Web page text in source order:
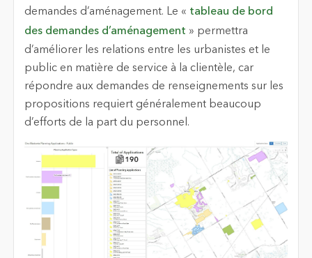
demandes d’aménagement. Le « tableau de bord
des demandes d’aménagement » permettra
d’améliorer les relations entre les urbanistes et le
public en matière de service à la clientèle, car
répondre aux demandes de renseignements sur les
propositions requiert généralement beaucoup
d’efforts de la part du personnel.